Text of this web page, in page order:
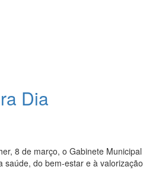
Dia
8 de março, o Gabinete Municipal
saúde, do bem-estar e à valorização